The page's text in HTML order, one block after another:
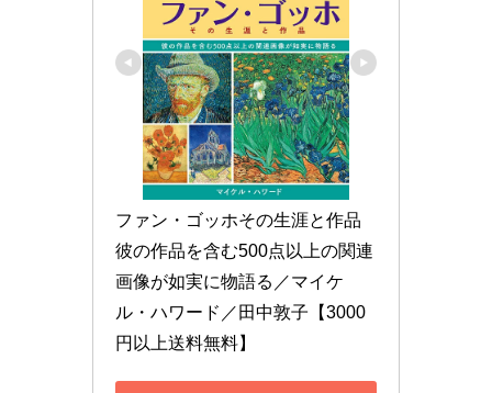
ファン・ゴッホその生涯と作品
彼の作品を含む500点以上の関連
画像が如実に物語る／マイケ
ル・ハワード／田中敦子【3000
円以上送料無料】